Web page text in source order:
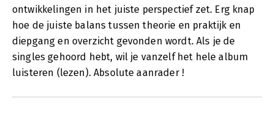
ontwikkelingen in het juiste perspectief zet. Erg knap
hoe de juiste balans tussen theorie en praktijk en
diepgang en overzicht gevonden wordt. Als je de
singles gehoord hebt, wil je vanzelf het hele album
luisteren (lezen). Absolute aanrader !